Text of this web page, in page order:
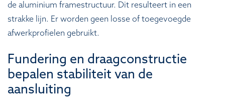
de aluminium framestructuur. Dit resulteert in een
strakke lijn. Er worden geen losse of toegevoegde
afwerkprofielen gebruikt.
Fundering en draagconstructie
bepalen stabiliteit van de
aansluiting